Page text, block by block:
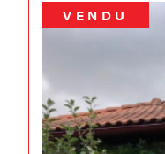
VENDU